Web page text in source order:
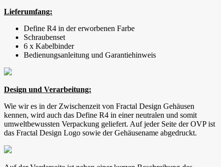
Lieferumfang:
Define R4 in der erworbenen Farbe
Schraubenset
6 x Kabelbinder
Bedienungsanleitung und Garantiehinweis
Design und Verarbeitung:
Wie wir es in der Zwischenzeit von Fractal Design Gehäusen
kennen, wird auch das Define R4 in einer neutralen und somit
umweltbewussten Verpackung geliefert. Auf jeder Seite der OVP ist
das Fractal Design Logo sowie der Gehäusename abgedruckt.